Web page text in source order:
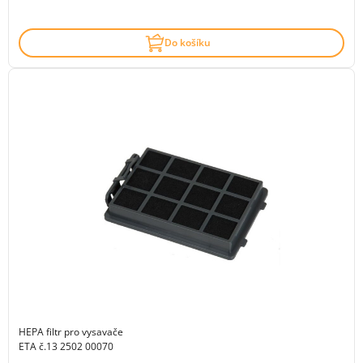
Do košíku
HEPA filtr pro vysavače
ETA č.13 2502 00070